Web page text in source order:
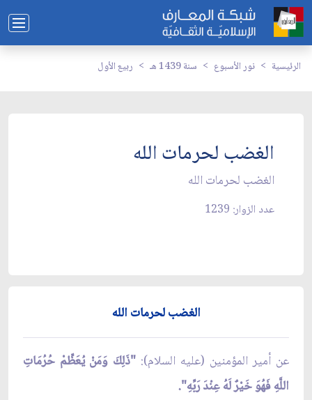
الرئيسية نور الأسبوع سنة 1439 هـ ربيع الأول
الغضب لحرمات الله
الغضب لحرمات الله
عدد الزوار: 1239
الغضب لحرمات الله
عن أمير المؤمنين (عليه السلام): "ذَلِكَ وَمَنْ يُعَظِّمْ حُرُمَاتِ
اللَّهِ فَهُوَ خَيْرٌ لَهُ عِنْدَ رَبِّهِ".